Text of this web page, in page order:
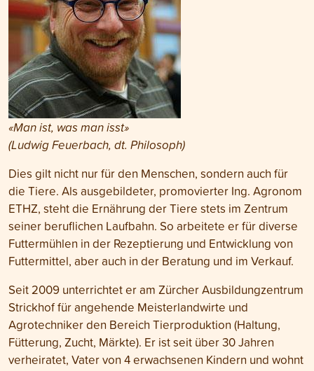
«Man ist, was man isst»
(Ludwig Feuerbach, dt. Philosoph)
Dies gilt nicht nur für den Menschen, sondern auch für
die Tiere. Als ausgebildeter, promovierter Ing. Agronom
ETHZ, steht die Ernährung der Tiere stets im Zentrum
seiner beruflichen Laufbahn. So arbeitete er für diverse
Futtermühlen in der Rezeptierung und Entwicklung von
Futtermittel, aber auch in der Beratung und im Verkauf.
Seit 2009 unterrichtet er am Zürcher Ausbildungzentrum
Strickhof für angehende Meisterlandwirte und
Agrotechniker den Bereich Tierproduktion (Haltung,
Fütterung, Zucht, Märkte). Er ist seit über 30 Jahren
verheiratet, Vater von 4 erwachsenen Kindern und wohnt